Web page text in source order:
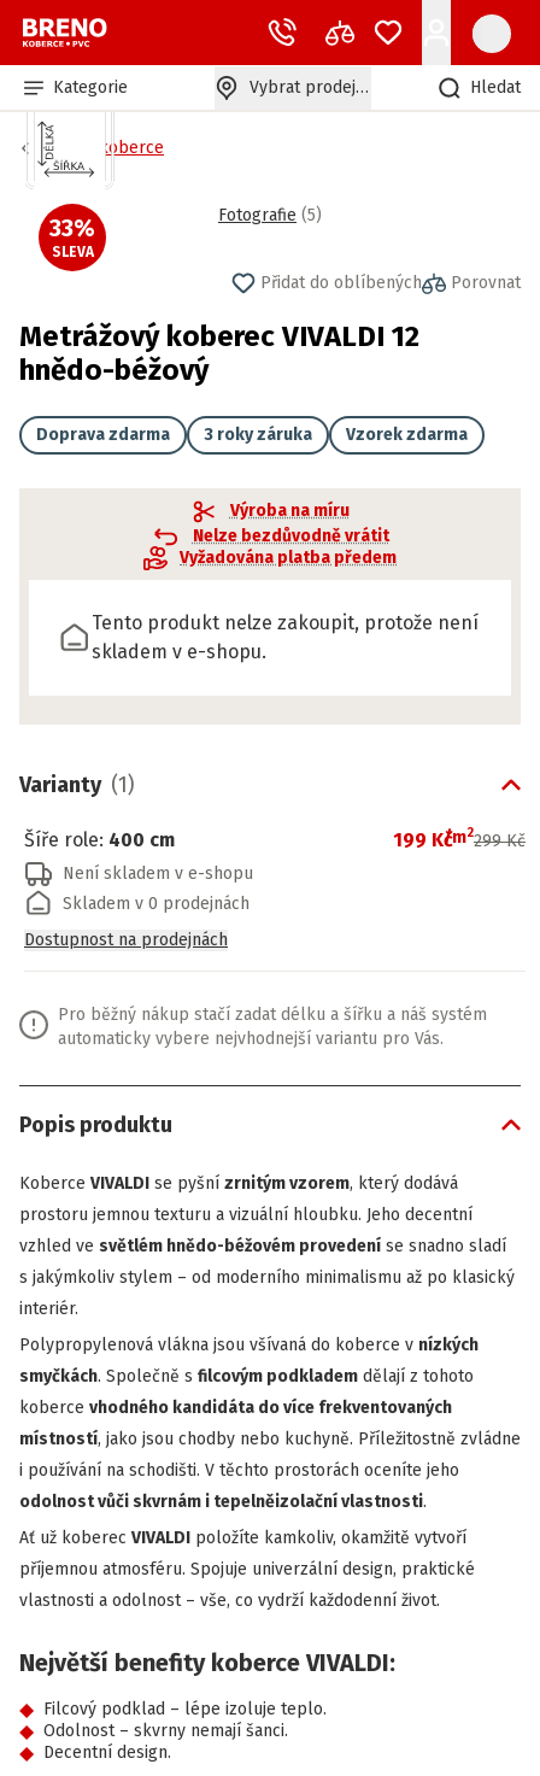
Kategorie Vybrat prodejnu Hledat
Bytové koberce
33%
SLEVA
Fotografie (5)
Přidat do oblíbených Porovnat
Metrážový koberec VIVALDI 12
hnědo-béžový
Doprava zdarma 3 roky záruka Vzorek zdarma
Výroba na míru
Nelze bezdůvodně vrátit
Vyžadována platba předem
Tento produkt nelze zakoupit, protože není
skladem v e-shopu.
Varianty (1)
Šíře role: 400 cm 199 Kč
/m2299 Kč
Není skladem v e-shopu
Skladem v 0 prodejnách
Dostupnost na prodejnách
Pro běžný nákup stačí zadat délku a šířku a náš systém
automaticky vybere nejvhodnejší variantu pro Vás.
Popis produktu
Koberce VIVALDI se pyšní zrnitým vzorem, který dodává
prostoru jemnou texturu a vizuální hloubku. Jeho decentní
vzhled ve světlém hnědo-béžovém provedení se snadno sladí
s jakýmkoliv stylem – od moderního minimalismu až po klasický
interiér.
Polypropylenová vlákna jsou všívaná do koberce v nízkých
smyčkách. Společně s filcovým podkladem dělají z tohoto
koberce vhodného kandidáta do více frekventovaných
místností, jako jsou chodby nebo kuchyně. Příležitostně zvládne
i používání na schodišti. V těchto prostorách oceníte jeho
odolnost vůči skvrnám i tepelněizolační vlastnosti.
Ať už koberec VIVALDI položíte kamkoliv, okamžitě vytvoří
příjemnou atmosféru. Spojuje univerzální design, praktické
vlastnosti a odolnost – vše, co vydrží každodenní život.
Největší benefity koberce VIVALDI:
Filcový podklad – lépe izoluje teplo.
Odolnost – skvrny nemají šanci.
Decentní design.